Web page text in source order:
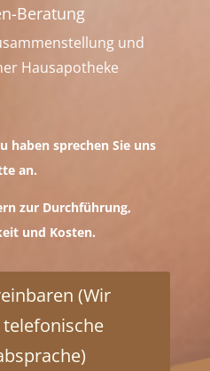
Beratung
und
Hausapotheke
haben sprechen Sie uns
an.
zur Durchführung,
und Kosten.
(Wir